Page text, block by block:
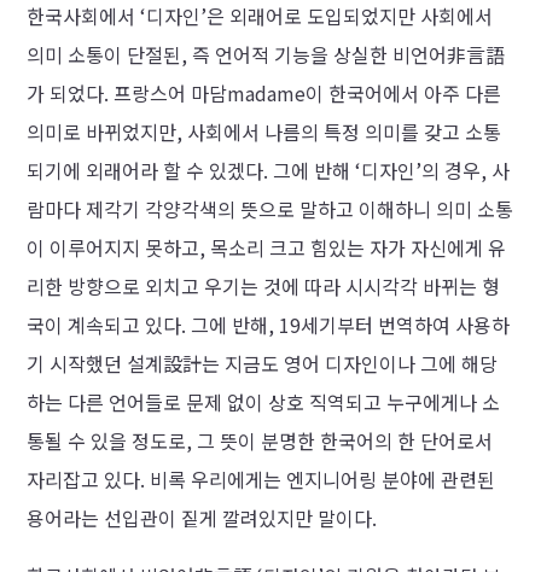
한국사회에서 ‘디자인’은 외래어로 도입되었지만 사회에서
의미 소통이 단절된, 즉 언어적 기능을 상실한 비언어非言語
가 되었다. 프랑스어 마담madame이 한국어에서 아주 다른
의미로 바뀌었지만, 사회에서 나름의 특정 의미를 갖고 소통
되기에 외래어라 할 수 있겠다. 그에 반해 ‘디자인’의 경우, 사
람마다 제각기 각양각색의 뜻으로 말하고 이해하니 의미 소통
이 이루어지지 못하고, 목소리 크고 힘있는 자가 자신에게 유
리한 방향으로 외치고 우기는 것에 따라 시시각각 바뀌는 형
국이 계속되고 있다. 그에 반해, 19세기부터 번역하여 사용하
기 시작했던 설계設計는 지금도 영어 디자인이나 그에 해당
하는 다른 언어들로 문제 없이 상호 직역되고 누구에게나 소
통될 수 있을 정도로, 그 뜻이 분명한 한국어의 한 단어로서
자리잡고 있다. 비록 우리에게는 엔지니어링 분야에 관련된
용어라는 선입관이 짙게 깔려있지만 말이다.